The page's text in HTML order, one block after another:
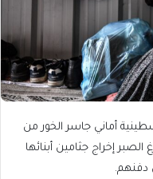
أماني جاسر الخور من
إخراج جثامين أبنائها
دفنهم.